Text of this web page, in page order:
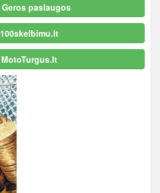
Geros paslaugos
100skelbimu.lt
MotoTurgus.lt